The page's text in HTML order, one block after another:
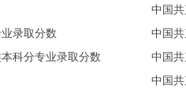
录取分数
科分专业录取分数
中国
中国
中国
中国